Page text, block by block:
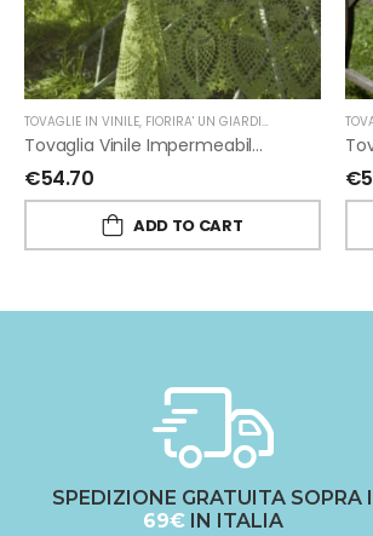
TOVAGLIE IN VINILE, FIORIRA' UN GIARDINO
Tovaglia Vinile Impermeabile Pizzo Verde Di Fiorirà Un Giardino
€54.70
ADD TO CART
€
SPEDIZIONE GRATUITA SOPRA I
69€IN ITALIA